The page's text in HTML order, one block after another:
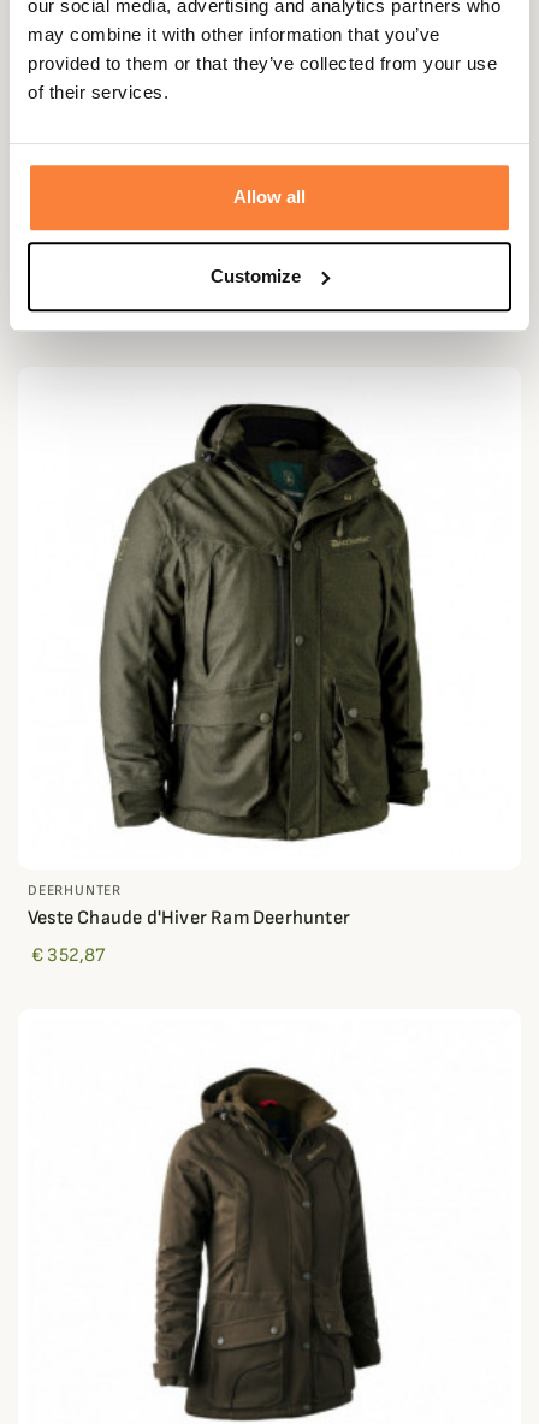
our social media, advertising and analytics partners who
may combine it with other information that you’ve
provided to them or that they’ve collected from your use
of their services.
Allow all
Customize
DEERHUNTER
Veste chaude Excape Deerhunter
€ 352,87
DEERHUNTER
Veste Chaude d'Hiver Ram Deerhunter
€ 352,87